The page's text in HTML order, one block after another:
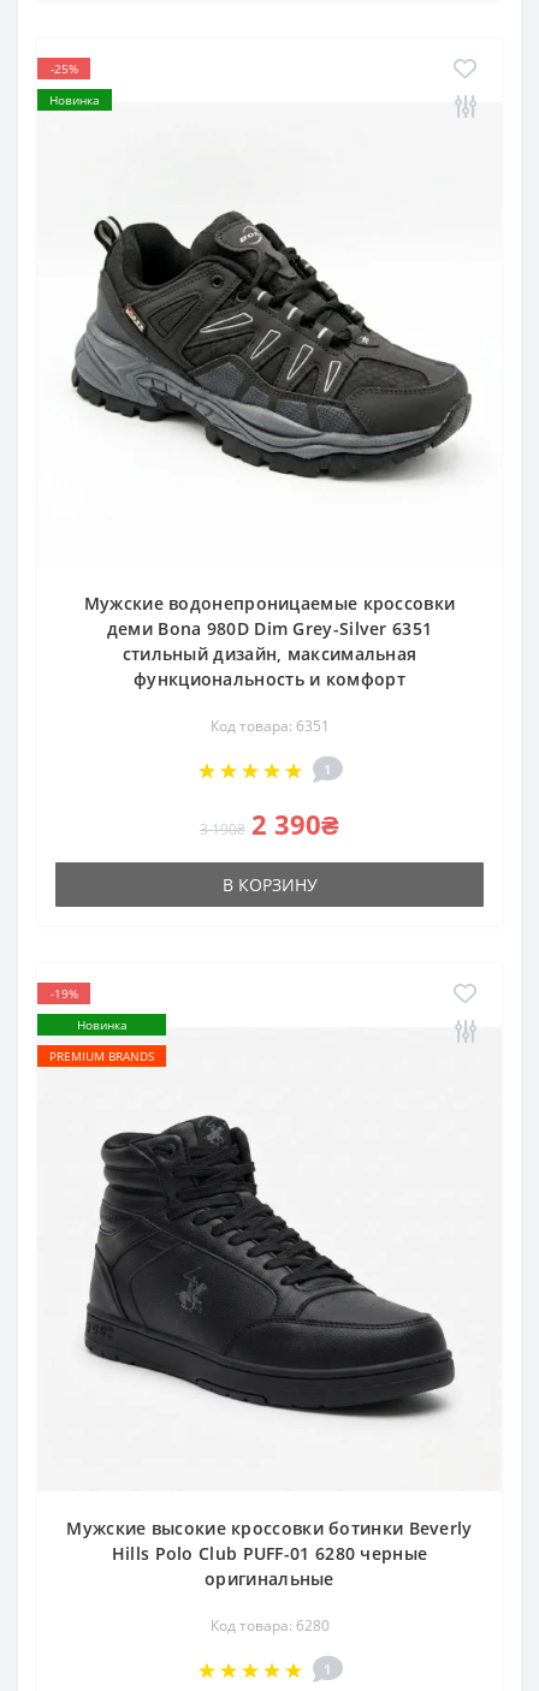
-25%
Новинка
Мужские водонепроницаемые кроссовки
деми Bona 980D Dim Grey-Silver 6351
стильный дизайн, максимальная
функциональность и комфорт
Код товара: 6351
1
3 190₴ 2 390₴
В КОРЗИНУ
-19%
Новинка
PREMIUM BRANDS
Мужские высокие кроссовки ботинки Beverly
Hills Polo Club PUFF-01 6280 черные
оригинальные
Код товара: 6280
1